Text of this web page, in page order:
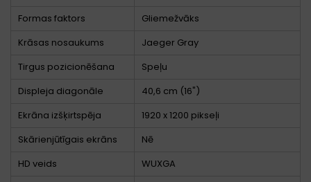
Formas faktors
Gliemežvāks
Krāsas nosaukums
Jaeger Gray
Tirgus pozicionēšana
Speļu
Displeja diagonāle
40,6 cm (16")
Ekrāna izšķirtspēja
1920 x 1200 pikseļi
Skārienjūtīgais ekrāns
Nē
HD veids
WUXGA